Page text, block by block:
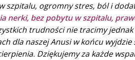
szpitalu, ogromny stres, ból i
nerki, bez pobytu w szpitalu,
trudności nie tracimy
dla naszej Anusi w końcu wyjdzie
Dziękujemy za każde